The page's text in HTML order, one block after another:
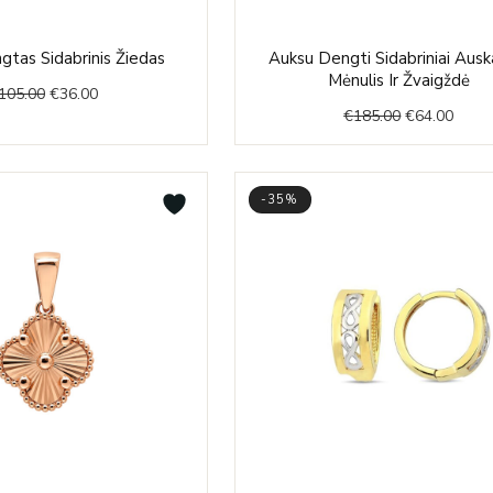
Sidabrinis Žiedas
was:
€36.00
Current
is:
Auksu Dengti Sidabriniai
Mėnulis Ir Žvaigždė
€185.00
price
€185.00.
€64.00
price
€64.00.
-35%